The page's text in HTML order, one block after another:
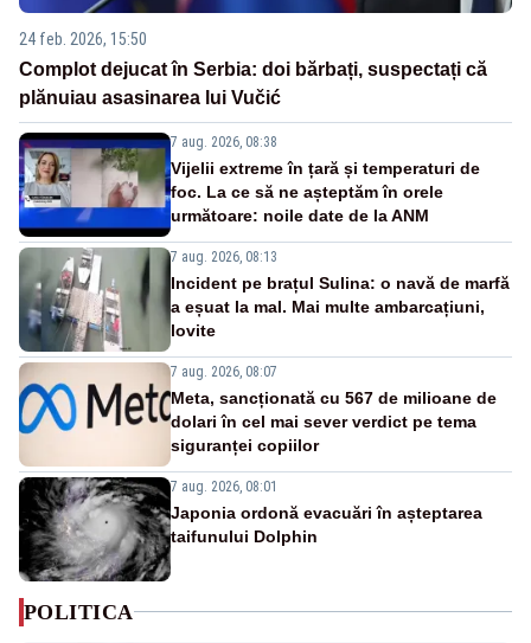
24 feb. 2026, 15:50
Complot dejucat în Serbia: doi bărbați, suspectați că
plănuiau asasinarea lui Vučić
7 aug. 2026, 08:38
Vijelii extreme în țară și temperaturi de
foc. La ce să ne așteptăm în orele
următoare: noile date de la ANM
7 aug. 2026, 08:13
Incident pe brațul Sulina: o navă de marfă
a eșuat la mal. Mai multe ambarcațiuni,
lovite
7 aug. 2026, 08:07
Meta, sancționată cu 567 de milioane de
dolari în cel mai sever verdict pe tema
siguranței copiilor
7 aug. 2026, 08:01
Japonia ordonă evacuări în așteptarea
taifunului Dolphin
POLITICA